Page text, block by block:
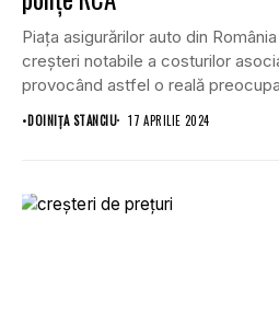
Piața asigurărilor auto din
creșteri notabile a costurilor
provocând astfel o reală
•DOINIŢA STANCIU 17 APRILIE 2024